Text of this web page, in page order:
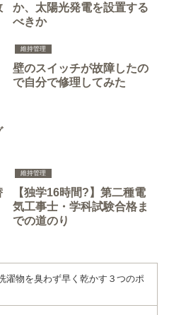
か、太陽光発電を設置する
べきか
維持管理
壁のスイッチが故障したの
で自分で修理してみた
維持管理
【独学16時間?】第二種電
気工事士・学科試験合格ま
での道のり
濯物を臭わず早く乾かす３つのポ